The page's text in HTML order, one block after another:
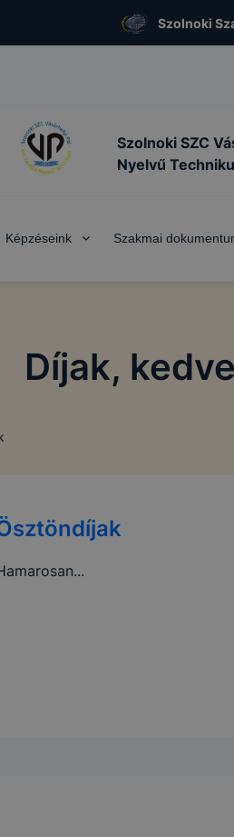
Szolnoki
Szolnoki SZC
Nyelvű
Képzéseink Szakmai
Díjak,